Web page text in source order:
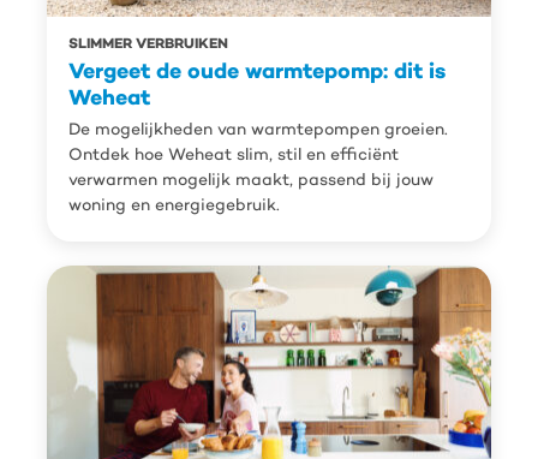
SLIMMER VERBRUIKEN
Vergeet de oude warmtepomp: dit is
Weheat
De mogelijkheden van warmtepompen groeien.
Ontdek hoe Weheat slim, stil en efficiënt
verwarmen mogelijk maakt, passend bij jouw
woning en energiegebruik.